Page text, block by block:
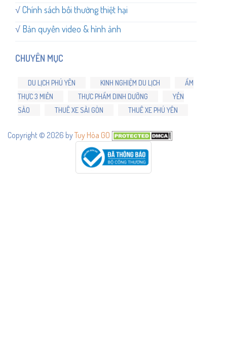
√Chính sách bồi thường thiệt hại
√ Bản quyền video & hình ảnh
CHUYÊN MỤC
DU LỊCH PHÚ YÊN KINH NGHIỆM DU LỊCH
ẨM
THỰC 3 MIỀN
THỰC PHẨM DINH DƯỠNG
YẾN
SÀO
THUÊ XE SÀI GÒN THUÊ XE PHÚ YÊN
Copyright © 2026 byTuy Hòa GO